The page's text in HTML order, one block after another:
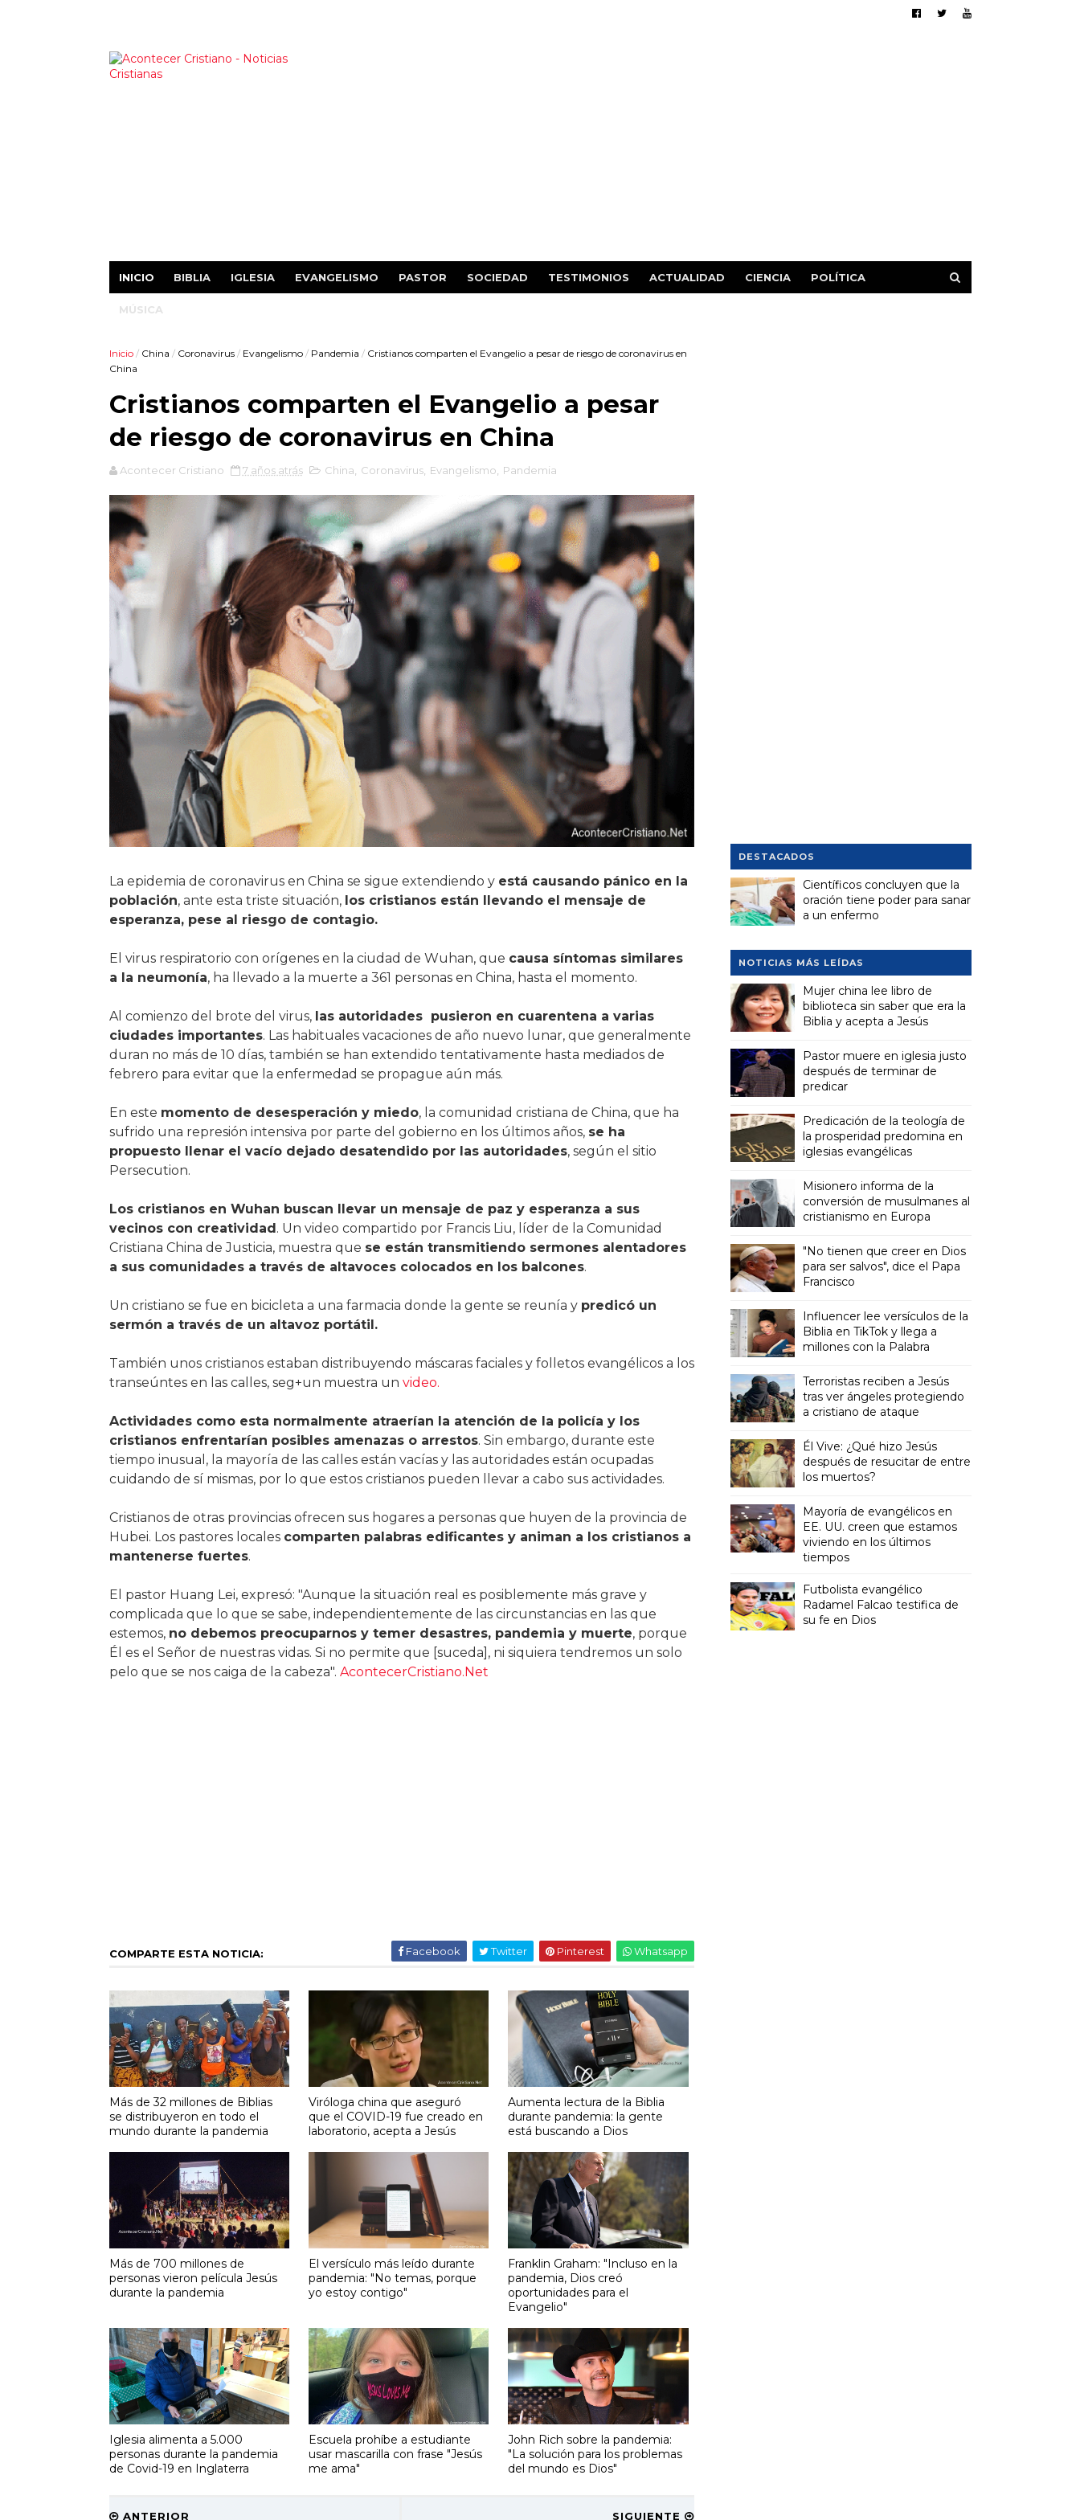
INICIO BIBLIA IGLESIA EVANGELISMO PASTOR SOCIEDAD TESTIMONIOS ACTUALIDAD CIENCIA POLÍTICA
MÚSICA
Inicio / China / Coronavirus / Evangelismo / Pandemia / Cristianos comparten el Evangelio a pesar de riesgo de coronavirus en
China
Cristianos comparten el Evangelio a pesar
de riesgo de coronavirus en China
Acontecer Cristiano 7 años atrás China Coronavirus, Evangelismo Pandemia
La epidemia de coronavirus en China se sigue extendiendo y está causando pánico en la
población, ante esta triste situación, los cristianos están llevando el mensaje de
esperanza, pese al riesgo de contagio.
El virus respiratorio con orígenes en la ciudad de Wuhan, que causa síntomas similares
a la neumonía, ha llevado a la muerte a 361 personas en China, hasta el momento.
Al comienzo del brote del virus, las autoridades pusieron en cuarentena a varias
ciudades importantes. Las habituales vacaciones de año nuevo lunar, que generalmente
duran no más de 10 días, también se han extendido tentativamente hasta mediados de
febrero para evitar que la enfermedad se propague aún más.
En este momento de desesperación y miedo, la comunidad cristiana de China, que ha
sufrido una represión intensiva por parte del gobierno en los últimos años, se ha
propuesto llenar el vacío dejado desatendido por las autoridades, según el sitio
Persecution.
Los cristianos en Wuhan buscan llevar un mensaje de paz y esperanza a sus
vecinos con creatividad. Un video compartido por Francis Liu, líder de la Comunidad
Cristiana China de Justicia, muestra que se están transmitiendo sermones alentadores
a sus comunidades a través de altavoces colocados en los balcones.
Un cristiano se fue en bicicleta a una farmacia donde la gente se reunía y predicó un
sermón a través de un altavoz portátil.
También unos cristianos estaban distribuyendo máscaras faciales y folletos evangélicos a los
transeúntes en las calles, seg+un muestra un video.
Actividades como esta normalmente atraerían la atención de la policía y los
cristianos enfrentarían posibles amenazas o arrestos. Sin embargo, durante este
tiempo inusual, la mayoría de las calles están vacías y las autoridades están ocupadas
cuidando de sí mismas, por lo que estos cristianos pueden llevar a cabo sus actividades.
Cristianos de otras provincias ofrecen sus hogares a personas que huyen de la provincia de
Hubei. Los pastores locales comparten palabras edificantes y animan a los cristianos a
mantenerse fuertes.
El pastor Huang Lei, expresó: "Aunque la situación real es posiblemente más grave y
complicada que lo que se sabe, independientemente de las circunstancias en las que
estemos, no debemos preocuparnos y temer desastres, pandemia y muerte, porque
Él es el Señor de nuestras vidas. Si no permite que [suceda], ni siquiera tendremos un solo
pelo que se nos caiga de la cabeza". AcontecerCristiano.Net
COMPARTE ESTA NOTICIA: Facebook Twitter Pinterest Whatsapp
Más de 32 millones de Biblias
se distribuyeron en todo el
mundo durante la pandemia
Viróloga china que aseguró
que el COVID-19 fue creado en
laboratorio, acepta a Jesús
Aumenta lectura de la Biblia
durante pandemia: la gente
está buscando a Dios
Más de 700 millones de
personas vieron película Jesús
durante la pandemia
El versículo más leído durante
pandemia: "No temas, porque
yo estoy contigo"
Franklin Graham: "Incluso en la
pandemia, Dios creó
oportunidades para el
Evangelio"
Iglesia alimenta a 5.000
personas durante la pandemia
de Covid-19 en Inglaterra
Escuela prohíbe a estudiante
usar mascarilla con frase "Jesús
me ama"
John Rich sobre la pandemia:
"La solución para los problemas
del mundo es Dios"
SIGUIENTE
ANTERIOR
DESTACADOS
Científicos concluyen que la
oración tiene poder para sanar
a un enfermo
NOTICIAS MÁS LEÍDAS
Mujer china lee libro de
biblioteca sin saber que era la
Biblia y acepta a Jesús
Pastor muere en iglesia justo
después de terminar de
predicar
Predicación de la teología de
la prosperidad predomina en
iglesias evangélicas
Misionero informa de la
conversión de musulmanes al
cristianismo en Europa
"No tienen que creer en Dios
para ser salvos", dice el Papa
Francisco
Influencer lee versículos de la
Biblia en TikTok y llega a
millones con la Palabra
Terroristas reciben a Jesús
tras ver ángeles protegiendo
a cristiano de ataque
Él Vive: ¿Qué hizo Jesús
después de resucitar de entre
los muertos?
Mayoría de evangélicos en
EE. UU. creen que estamos
viviendo en los últimos
tiempos
Futbolista evangélico
Radamel Falcao testifica de
su fe en Dios